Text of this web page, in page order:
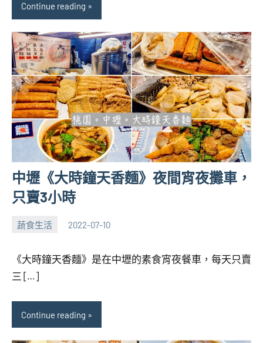
Continue reading
中壢《大時鐘天香麵》夜間宵夜攤車，
只賣3小時
蔬食生活 2022-07-10
張
芋
No
《大時鐘天香麵》是在中壢的素食宵夜餐車，每天只賣
三 […]
Continue reading